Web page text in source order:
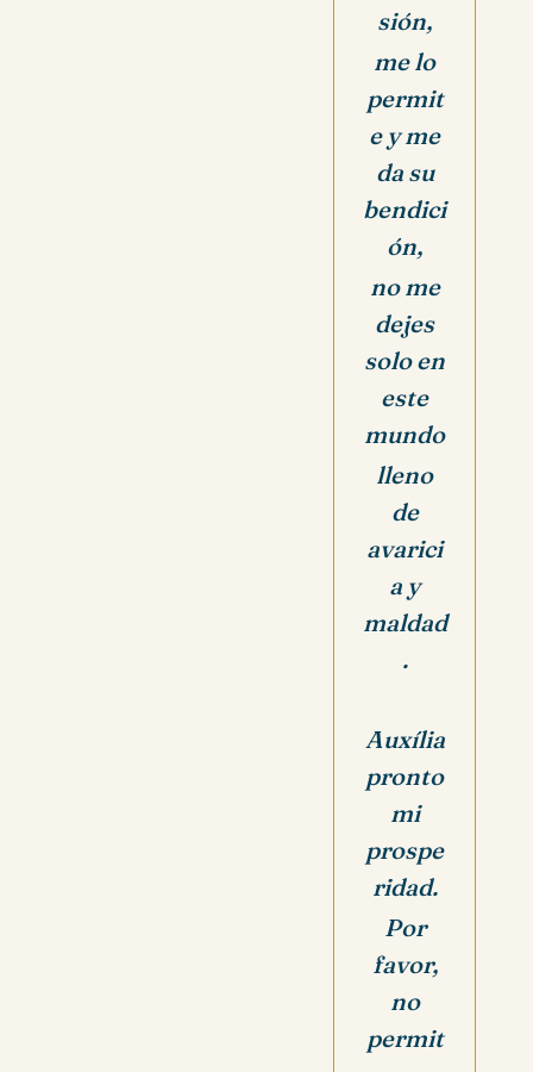
sión,
me lo
permit
e y me
da su
bendici
ón,
no me
dejes
solo en
este
mundo
lleno
de
avarici
a y
maldad
.
Auxília
pronto
mi
prospe
ridad.
Por
favor,
no
permit